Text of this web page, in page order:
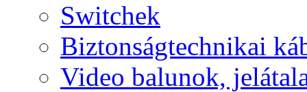
Switchek
Biztonságtechnikai
Video balunok,